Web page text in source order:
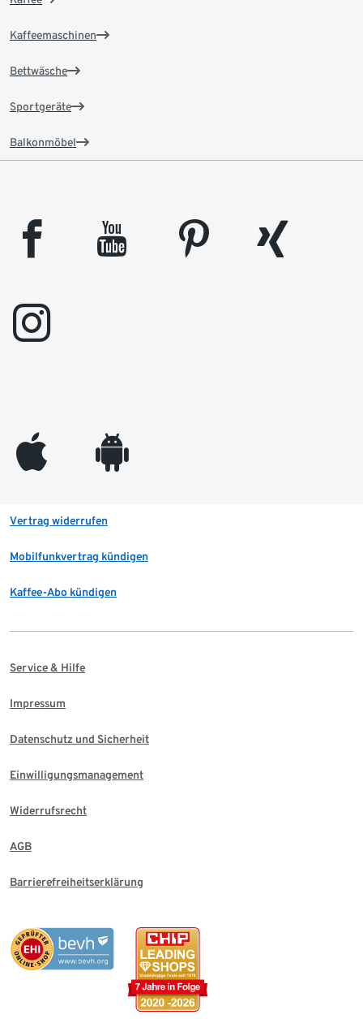
Kaffeemaschinen
Bettwäsche
Sportgeräte
Balkonmöbel
facebook youtube pinterest
xing
instagram
appleinc android
Vertrag widerrufen
Mobilfunkvertrag kündigen
Kaffee-Abo kündigen
Service & Hilfe
Impressum
Datenschutz und Sicherheit
Einwilligungsmanagement
Widerrufsrecht
AGB
Barrierefreiheitserklärung